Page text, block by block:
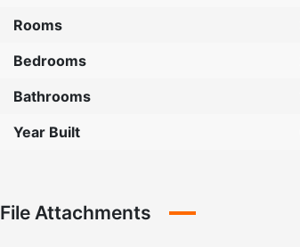
Rooms
Bedrooms
Bathrooms
Year Built
File Attachments